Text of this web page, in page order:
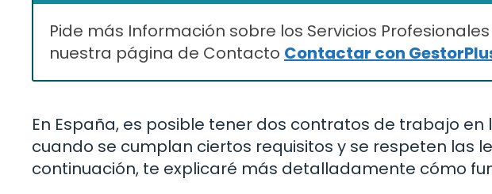
Pide más Información sobre los Servicios
nuestra página de Contacto Contactar con
En España, es posible tener dos contratos de trabajo
cuando se cumplan ciertos requisitos y se respeten las
continuación, te explicaré más detalladamente cómo